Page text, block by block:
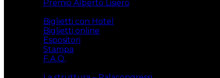
Premio Alberto Lisiero
Biglietti con Hotel
Biglietti online
Espositori
Stampa
F.A.Q.